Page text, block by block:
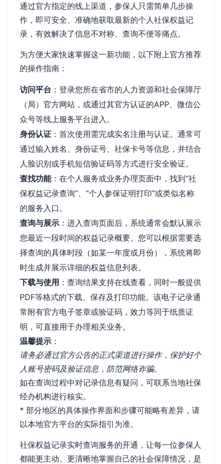
通过官方指定的线上渠道，参保人只需简单几步操
作，即可安全、准确地获取最新的个人社保权益记
录，有效解决了信息不对称、查询不便等痛点。
为方便大家快速掌握这一新功能，以下附上官方推荐
的操作指南：
访问平台 ：登录您所在省市的人力资源和社会保障厅
（局）官方网站，或通过其官方认证的APP、微信公
众号等线上服务平台进入。
身份认证 ：首次使用需完成实名注册与认证。通常可
通过输入姓名、身份证号、社保卡号等信息，并结合
人脸识别或手机短信验证码等方式进行安全验证。
查找功能：在个人服务或业务办理页面中，找到“社
保权益记录查询”、“个人参保证明打印”或类似名称
的服务入口。
查询与展示 ：进入查询页面后，系统通常会默认展示
您最近一段时间的权益记录概要。您可以根据需要选
择查询的具体时段（如某一年度或月份），系统将即
时生成并展示详细的权益信息列表。
下载与使用 ：查询结果支持在线查看，同时一般提供
PDF等格式的下载、保存及打印功能。该电子记录通
常附有官方电子签章或验证码，效力等同于纸质证
明，可直接用于办理相关业务。
温馨提示 ：
请务必通过官方公告的正式渠道进行操作，保护好个
人账号密码及验证信息，防范网络诈骗。
如在查询过程中对记录信息有疑问，可联系当地社保
经办机构进行核实。
* 部分地区的具体操作界面和步骤可能略有差异，请
以本地官方平台的实际指引为准。
社保权益记录实时查询服务的开通，让每一位参保人
都能更主动、更清晰地掌握自己的社会保障情况，是